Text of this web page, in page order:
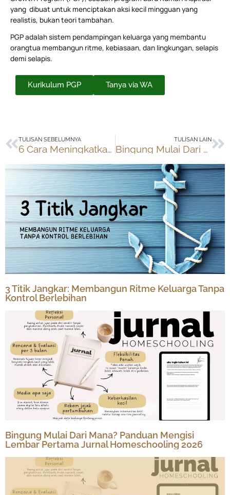
yang dibuat untuk menciptakan aksi kecil mingguan yang
realistis, bukan teori tambahan.
PGP adalah sistem pendampingan keluarga yang membantu
orangtua membangun ritme, kebiasaan, dan lingkungan, selapis
demi selapis.
Kurikulum PGP Tanya via WA
Prev
TULISAN SEBELUMNYA
6 Cara Meningkatkan Hubungan dengan Anak
TULISAN LAIN
Bingung Mulai Dari Mana? Panduan Mengisi Lembar Pertama Jurnal Homeschooling 2026
3 Titik Jangkar: Membangun Ritme Keluarga Tanpa
Kontrol Berlebihan
Bingung Mulai Dari Mana? Panduan Mengisi
Lembar Pertama Jurnal Homeschooling 2026